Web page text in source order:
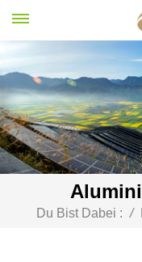
Du Bist Dabei : /